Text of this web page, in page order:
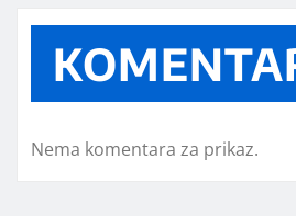
Nema komentara za prikaz.